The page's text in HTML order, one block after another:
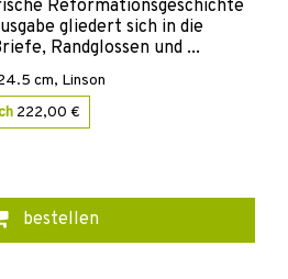
Reformationsgeschichte
gliedert sich in die
Randglossen und ...
cm, Linson
222,00 €
bestellen